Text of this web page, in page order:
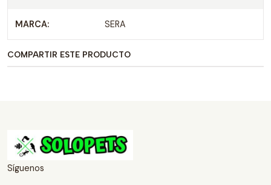
MARCA: SERA
COMPARTIR ESTE PRODUCTO
Síguenos